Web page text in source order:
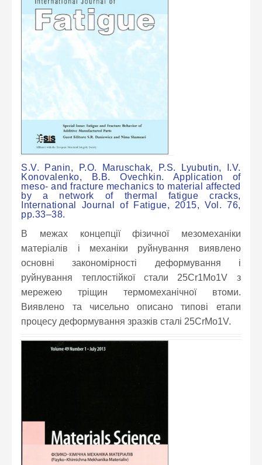
S.V. Panin, P.O. Maruschak, P.S. Lyubutin, I.V.
Konovalenko, B.B. Ovechkin. Application of
meso- and fracture mechanics to material affected
by a network of thermal fatigue cracks,
International Journal of Fatigue, 2015, Vol. 76,
pp.33–38.
В межах концепції фізичної мезомеханіки
матеріалів і механіки руйнування виявлено
основні закономірності деформування і
руйнування теплостійкої стали 25Cr1Mo1V з
мережею тріщин термомеханічної втоми.
Виявлено та чисельно описано типові етапи
процесу деформування зразків сталі 25CrMo1V.